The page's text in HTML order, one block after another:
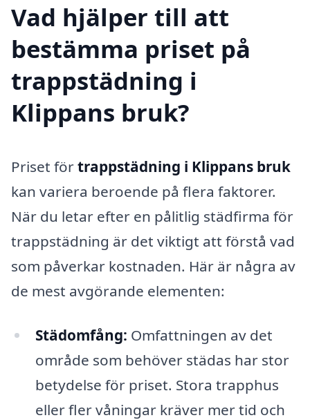
Vad hjälper till att
bestämma priset på
trappstädning i
Klippans bruk?
Priset förtrappstädning i Klippans bruk
kan variera beroende på flera faktorer.
När du letar efter en pålitlig städfirma för
trappstädning är det viktigt att förstå vad
som påverkar kostnaden. Här är några av
de mest avgörande elementen:
Städomfång: Omfattningen av det
område som behöver städas har stor
betydelse för priset. Stora trapphus
eller fler våningar kräver mer tid och